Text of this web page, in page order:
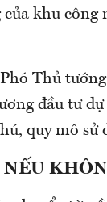
của khu
Thủ
đầu tư
quy mô sử